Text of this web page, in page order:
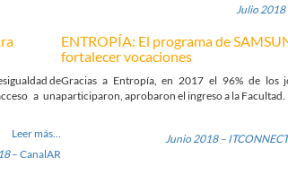
Julio 2018
de
a una
Leer más…
– CanalAR
ENTROPÍA: El programa de
fortalecer vocaciones
Gracias a Entropía, en 2017 el 96% de los
participaron, aprobaron el ingreso a la Facultad.
Junio 2018 –